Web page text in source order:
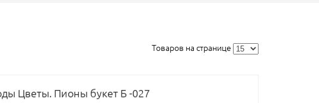
Товаров на странице
Цветы. Пионы букет Б -027